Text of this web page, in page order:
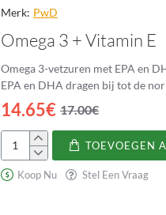
Merk: PwD
Omega 3 + Vitamin E
Omega 3-vetzuren met EPA en
EPA en DHA dragen bij tot de
14.65€ 17.00€
Omega
3
TOEVOEGEN
Koop Nu Stel Een Vraag